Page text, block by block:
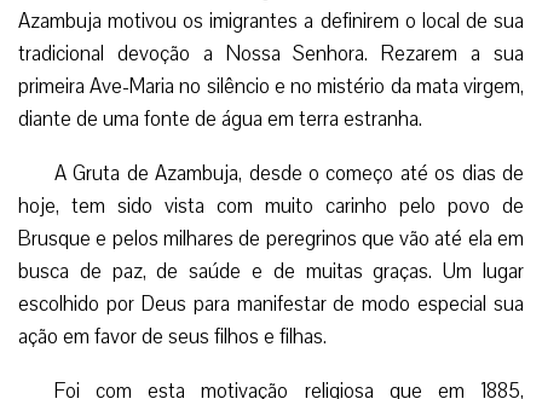
Azambuja motivou os imigrantes a definirem o local de sua
tradicional devoção a Nossa Senhora. Rezarem a sua
primeira Ave-Maria no silêncio e no mistério da mata virgem,
diante de uma fonte de água em terra estranha.
A Gruta de Azambuja, desde o começo até os dias de
hoje, tem sido vista com muito carinho pelo povo de
Brusque e pelos milhares de peregrinos que vão até ela em
busca de paz, de saúde e de muitas graças. Um lugar
escolhido por Deus para manifestar de modo especial sua
ação em favor de seus filhos e filhas.
Foi com esta motivação religiosa que em 1885,